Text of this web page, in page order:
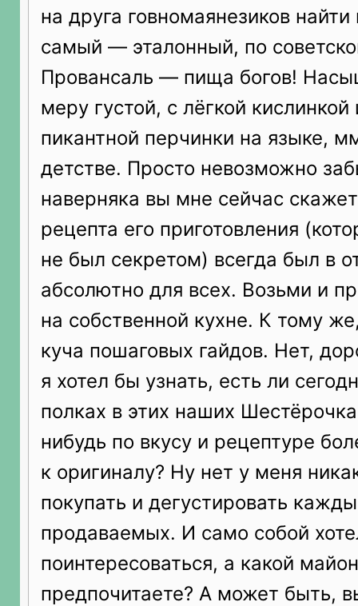
на друга говномаянезиков найти
самый — эталонный, по
Провансаль — пища богов!
меру густой, с лёгкой
пикантной перчинки на языке,
детстве. Просто невозможно
наверняка вы мне сейчас
рецепта его приготовления
не был секретом) всегда был в
абсолютно для всех. Возьми и
на собственной кухне. К тому
куча пошаговых гайдов. Нет,
я хотел бы узнать, есть ли
полках в этих наших
нибудь по вкусу и рецептуре
к оригиналу? Ну нет у меня
покупать и дегустировать
продаваемых. И само собой
поинтересоваться, а какой
предпочитаете? А может быть,